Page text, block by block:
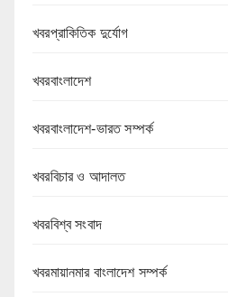
খবরপ্রাকিতিক দুর্যোগ
খবরবাংলাদেশ
খবরবাংলাদেশ-ভারত সম্পর্ক
খবরবিচার ও আদালত
খবরবিশ্ব সংবাদ
খবরমায়ানমার বাংলাদেশ সম্পর্ক